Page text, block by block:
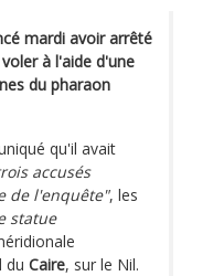
mardi avoir arrêté
à l'aide d'une
du pharaon
qu'il avait
accusés
de l'enquête", les
statue
du Caire, sur le Nil.